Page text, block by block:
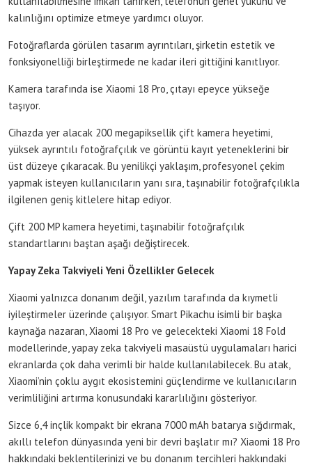
kalınlığını optimize etmeye yardımcı oluyor.
Fotoğraflarda görülen tasarım ayrıntıları, şirketin estetik ve
fonksiyonelliği birleştirmede ne kadar ileri gittiğini kanıtlıyor.
Kamera tarafında ise Xiaomi 18 Pro, çıtayı epeyce yükseğe
taşıyor.
Cihazda yer alacak 200 megapiksellik çift kamera heyetimi,
yüksek ayrıntılı fotoğrafçılık ve görüntü kayıt yeteneklerini bir
üst düzeye çıkaracak. Bu yenilikçi yaklaşım, profesyonel çekim
yapmak isteyen kullanıcıların yanı sıra, taşınabilir fotoğrafçılıkla
ilgilenen geniş kitlelere hitap ediyor.
Çift 200 MP kamera heyetimi, taşınabilir fotoğrafçılık
standartlarını baştan aşağı değiştirecek.
Yapay Zeka Takviyeli Yeni Özellikler Gelecek
Xiaomi yalnızca donanım değil, yazılım tarafında da kıymetli
iyileştirmeler üzerinde çalışıyor. Smart Pikachu isimli bir başka
kaynağa nazaran, Xiaomi 18 Pro ve gelecekteki Xiaomi 18 Fold
modellerinde, yapay zeka takviyeli masaüstü uygulamaları harici
ekranlarda çok daha verimli bir halde kullanılabilecek. Bu atak,
Xiaomi’nin çoklu aygıt ekosistemini güçlendirme ve kullanıcıların
verimliliğini artırma konusundaki kararlılığını gösteriyor.
Sizce 6,4 inçlik kompakt bir ekrana 7000 mAh batarya sığdırmak,
akıllı telefon dünyasında yeni bir devri başlatır mı? Xiaomi 18 Pro
hakkındaki beklentilerinizi ve bu donanım tercihleri hakkındaki